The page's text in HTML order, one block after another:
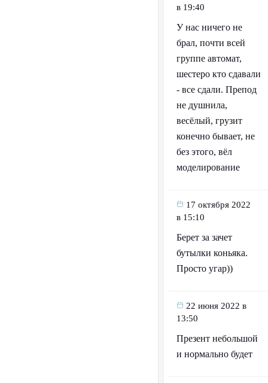
в 19:40
У нас ничего не
брал, почти всей
группе автомат,
шестеро кто сдавали
- все сдали. Препод
не душнила,
весёлый, грузит
конечно бывает, не
без этого, вёл
моделирование
17 октября 2022
в 15:10
Берет за зачет
бутылки коньяка.
Просто угар))
22 июня 2022 в
13:50
Презент небольшой
и нормально будет